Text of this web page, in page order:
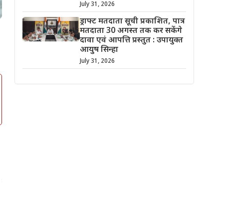
July 31, 2026
ड्राफ्ट मतदाता सूची प्रकाशित, पात्र
मतदाता 30 अगस्त तक कर सकेंगे
दावा एवं आपत्ति प्रस्तुत : उपायुक्त
आयुष सिन्हा
July 31, 2026